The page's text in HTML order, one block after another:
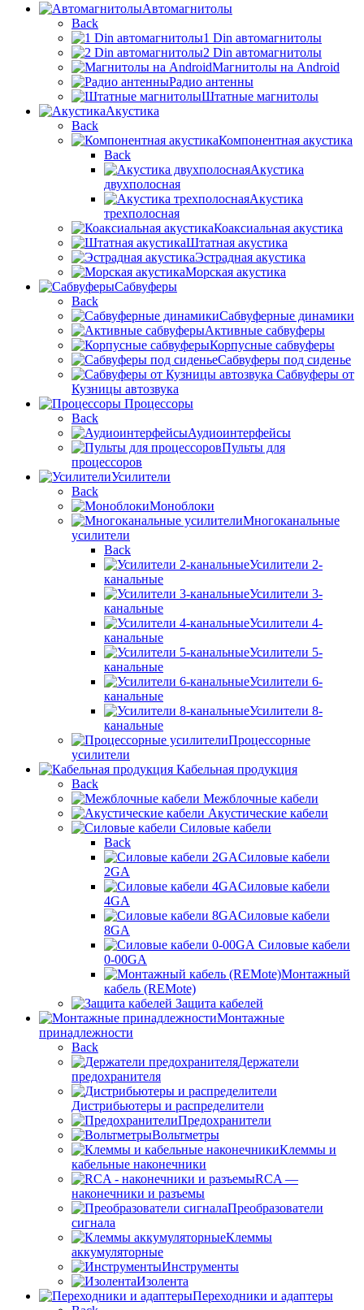
Автомагнитолы
Back
1 Din автомагнитолы
2 Din автомагнитолы
Магнитолы на Android
Радио антенны
Штатные магнитолы
Акустика
Back
Компонентная акустика
Back
Акустика
двухполосная
Акустика
трехполосная
Коаксиальная акустика
Штатная акустика
Эстрадная акустика
Морская акустика
Сабвуферы
Back
Сабвуферные динамики
Активные сабвуферы
Корпусные сабвуферы
Сабвуферы под сиденье
Сабвуферы от
Кузницы автозвука
Процессоры
Back
Аудиоинтерфейсы
Пульты для
процессоров
Усилители
Back
Моноблоки
Многоканальные
усилители
Back
Усилители 2-
канальные
Усилители 3-
канальные
Усилители 4-
канальные
Усилители 5-
канальные
Усилители 6-
канальные
Усилители 8-
канальные
Процессорные
усилители
Кабельная продукция
Back
Межблочные кабели
Акустические кабели
Силовые кабели
Back
Силовые кабели
2GA
Силовые кабели
4GA
Силовые кабели
8GA
Силовые кабели
0-00GA
Монтажный
кабель (REMote)
Защита кабелей
Монтажные
принадлежности
Back
Держатели
предохранителя
Дистрибьютеры и распределители
Предохранители
Вольтметры
Клеммы и
кабельные наконечники
RCA —
наконечники и разъемы
Преобразователи
сигнала
Клеммы
аккумуляторные
Инструменты
Изолента
Переходники и адаптеры